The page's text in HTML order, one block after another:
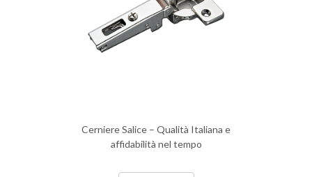
Cerniere Salice – Qualità Italiana e
affidabilità nel tempo